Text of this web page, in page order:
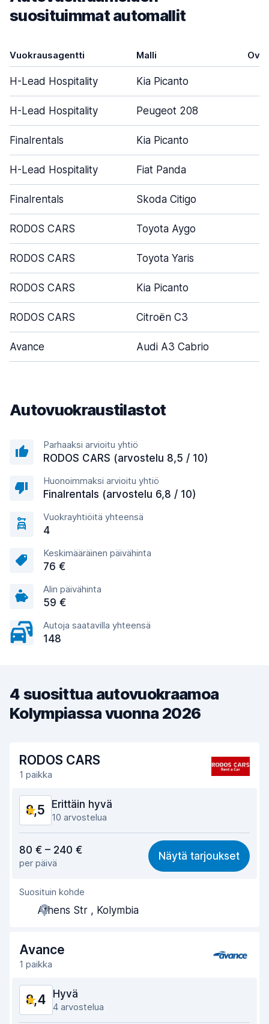
suosituimmat automallit
Vuokrausagentti Malli Ovet
H-Lead Hospitality Kia Picanto
H-Lead Hospitality Peugeot 208
Finalrentals Kia Picanto
H-Lead Hospitality Fiat Panda
Finalrentals Skoda Citigo
RODOS CARS Toyota Aygo
RODOS CARS Toyota Yaris
RODOS CARS Kia Picanto
RODOS CARS Citroën C3
Avance Audi A3 Cabrio
Autovuokraustilastot
Parhaaksi arvioitu yhtiö
RODOS CARS (arvostelu 8,5 / 10)
Huonoimmaksi arvioitu yhtiö
Finalrentals (arvostelu 6,8 / 10)
Vuokrayhtiöitä yhteensä
4
Keskimääräinen päivähinta
76 €
Alin päivähinta
59 €
Autoja saatavilla yhteensä
148
4 suosittua autovuokraamoa
Kolympiassa vuonna 2026
RODOS CARS
1 paikka
8,5 Erittäin hyvä
10 arvostelua
8,5
Löytämisen helppous 8,2
Toimihenkilön avuliaisuus
Noutonopeus
Palautusnopeus
Auton siisteys
Auton kunto
80 € – 240 €
per päivä
Näytä tarjoukset
Suosituin kohde
Athens Str , Kolymbia
Avance
1 paikka
8,4 Hyvä
4 arvostelua